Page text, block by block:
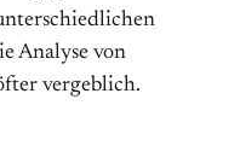
Analyse von
vergeblich.